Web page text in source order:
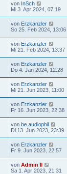
von InSch
Mi 3. Apr 2024, 07:19
von Erzkanzler
So 25. Feb 2024, 13:06
von Erzkanzler
Mi 21. Feb 2024, 13:37
von Erzkanzler
Do 4. Jan 2024, 12:28
von Erzkanzler
Mi 21. Jun 2023, 11:00
von Erzkanzler
Fr 16. Jun 2023, 22:38
von be.audiophil
Di 13. Jun 2023, 23:39
von Erzkanzler
Fr 9. Jun 2023, 22:57
von Admin II
Sa 1. Apr 2023, 21:31